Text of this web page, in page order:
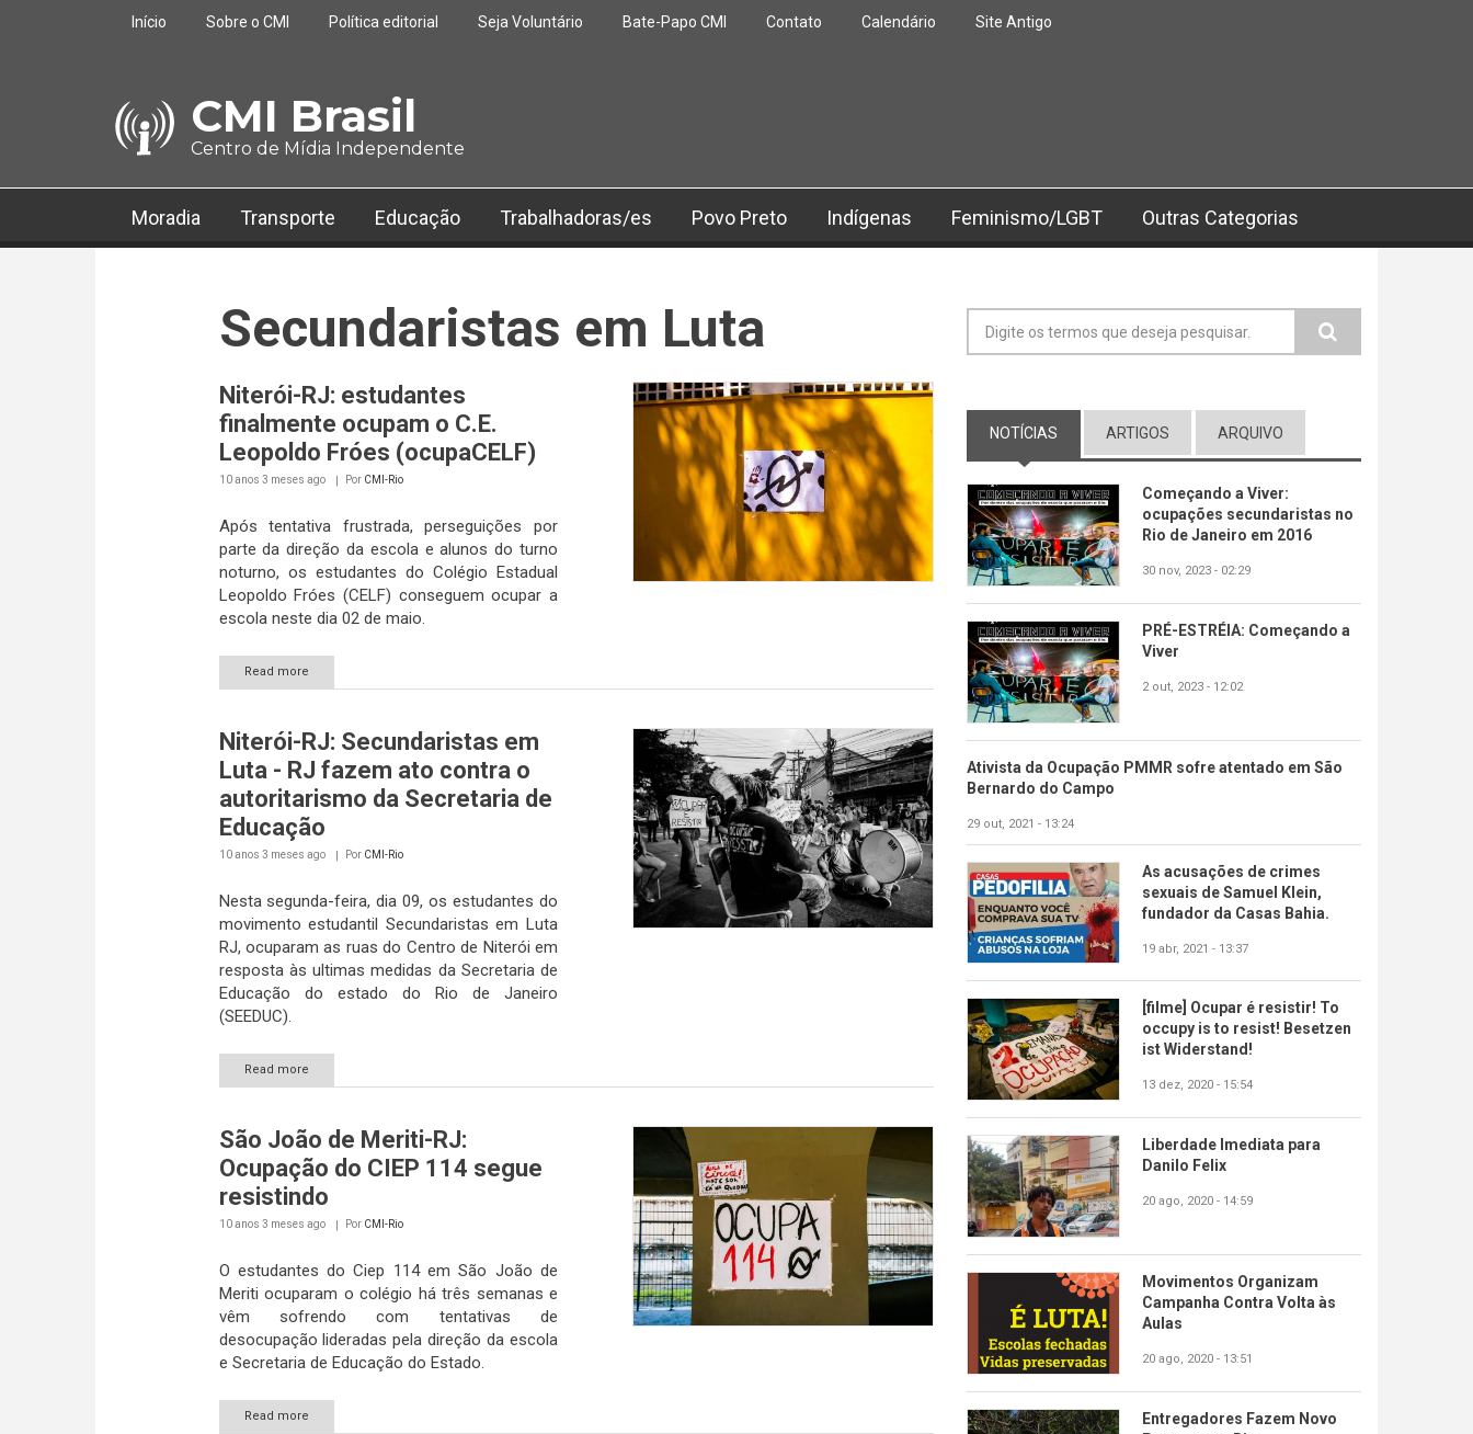
Pular para o conteúdo principal
Início Sobre o CMI Política editorial Seja Voluntário Bate-Papo CMI Contato Calendário Site Antigo
CMI Brasil
Centro de Mídia Independente
Moradia Transporte Educação Trabalhadoras/es Povo Preto Indígenas Feminismo/LGBT Outras Categorias
Secundaristas em Luta
Niterói-RJ: estudantes
finalmente ocupam o C.E.
Leopoldo Fróes (ocupaCELF)
10 anos 3 meses ago Por CMI-Rio
Após tentativa frustrada, perseguições por
parte da direção da escola e alunos do turno
noturno, os estudantes do Colégio Estadual
Leopoldo Fróes (CELF) conseguem ocupar a
escola neste dia 02 de maio.
Read more
Niterói-RJ: Secundaristas em
Luta - RJ fazem ato contra o
autoritarismo da Secretaria de
Educação
10 anos 3 meses ago Por CMI-Rio
Nesta segunda-feira, dia 09, os estudantes do
movimento estudantil Secundaristas em Luta
RJ, ocuparam as ruas do Centro de Niterói em
resposta às ultimas medidas da Secretaria de
Educação do estado do Rio de Janeiro
(SEEDUC).
Read more
São João de Meriti-RJ:
Ocupação do CIEP 114 segue
resistindo
10 anos 3 meses ago Por CMI-Rio
O estudantes do Ciep 114 em São João de
Meriti ocuparam o colégio há três semanas e
vêm sofrendo com tentativas de
desocupação lideradas pela direção da escola
e Secretaria de Educação do Estado.
Read more
Formulário de busca
NOTÍCIAS (ABA ATIVA)
ARTIGOS ARQUIVO
Começando a Viver:
ocupações secundaristas no
Rio de Janeiro em 2016
30 nov, 2023 - 02:29
PRÉ-ESTRÉIA: Começando a
Viver
2 out, 2023 - 12:02
Ativista da Ocupação PMMR sofre atentado em São
Bernardo do Campo
29 out, 2021 - 13:24
As acusações de crimes
sexuais de Samuel Klein,
fundador da Casas Bahia.
19 abr, 2021 - 13:37
[filme] Ocupar é resistir! To
occupy is to resist! Besetzen
ist Widerstand!
13 dez, 2020 - 15:54
Liberdade Imediata para
Danilo Felix
20 ago, 2020 - 14:59
Movimentos Organizam
Campanha Contra Volta às
Aulas
20 ago, 2020 - 13:51
Entregadores Fazem Novo